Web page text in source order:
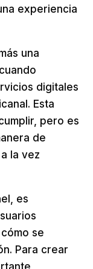
experiencia
una
digitales
Esta
pero es
de
la vez
es
se
Para crear